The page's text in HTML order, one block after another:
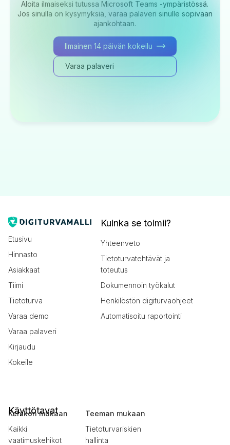
Aloita ilmaiseksi tutussa Microsoft Teams -ympäristössä.
Jos sinulla on kysymyksiä, varaa palaveri sinulle sopivaan
ajankohtaan.
Ilmainen 14 päivän kokeilu
Varaa palaveri
Etusivu
Hinnasto
Asiakkaat
Tiimi
Tietoturva
Varaa demo
Varaa palaveri
Kirjaudu
Kokeile
Kuinka se toimii?
Yhteenveto
Tietoturvatehtävät ja
toteutus
Dokumennoin työkalut
Henkilöstön digiturvaohjeet
Automatisoitu raportointi
Käyttötavat
Kehikon mukaan
Kaikki
vaatimuskehikot
Teeman mukaan
Tietoturvariskien
hallinta